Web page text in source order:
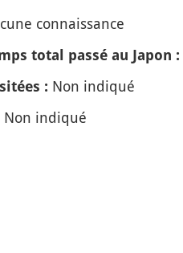
connaissance
total passé au Japon :
: Non indiqué
Non indiqué